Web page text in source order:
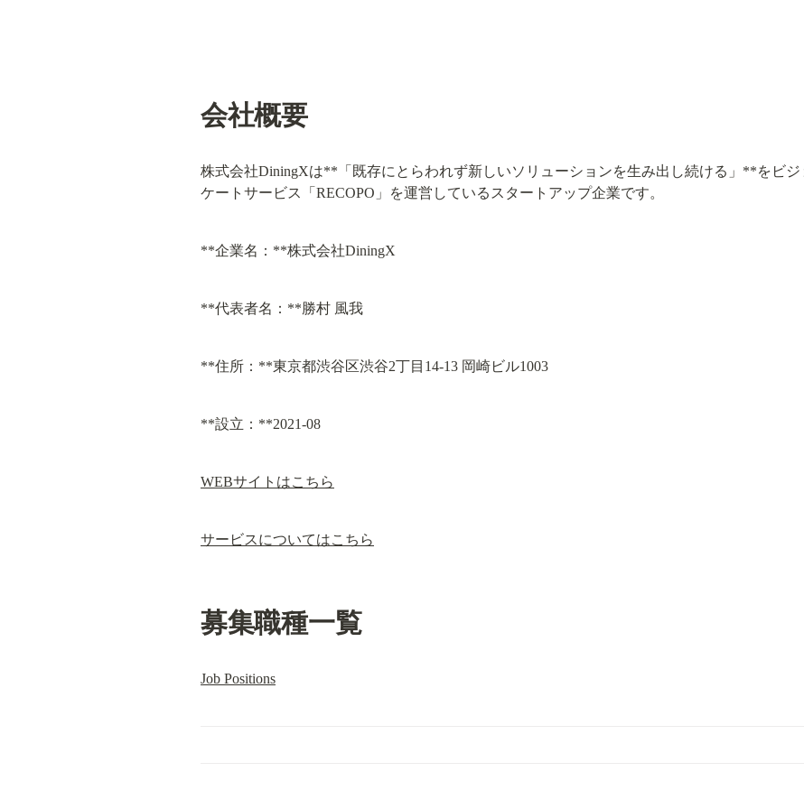
会社概要
株式会社DiningXは**「既存にとらわれず新しいソリューションを生み出し続ける」**をビ
ケートサービス「RECOPO」を運営しているスタートアップ企業です。
**企業名：**株式会社DiningX
**代表者名：**勝村 風我
**住所：**東京都渋谷区渋谷2丁目14-13 岡崎ビル1003
**設立：**2021-08
WEBサイトはこちら
サービスについてはこちら
募集職種一覧
Job Positions